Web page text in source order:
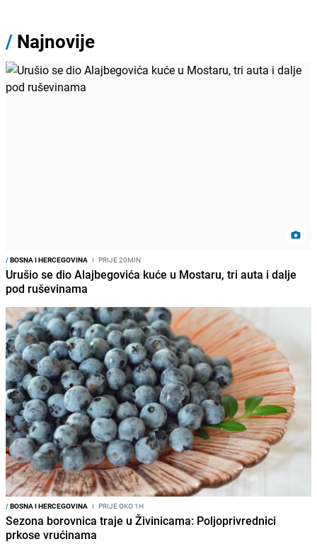
/ Najnovije
/BOSNA I HERCEGOVINA I PRIJE 20MIN
Urušio se dio Alajbegovića kuće u Mostaru, tri auta i dalje
pod ruševinama
/BOSNA I HERCEGOVINA I PRIJE OKO 1H
Sezona borovnica traje u Živinicama: Poljoprivrednici
prkose vrućinama